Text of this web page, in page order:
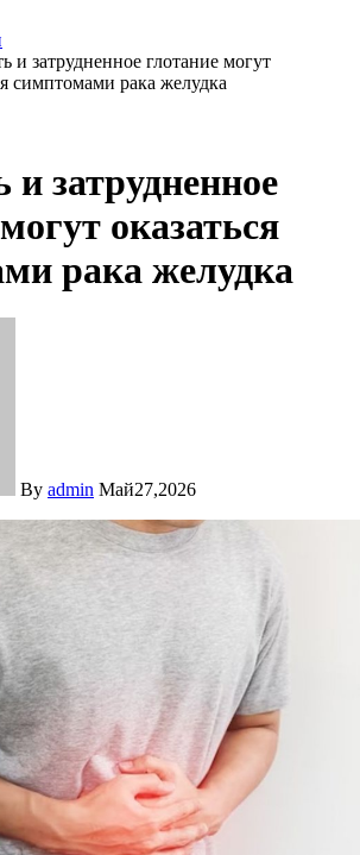
и затрудненное глотание могут
симптомами рака желудка
и затрудненное
оказаться
рака желудка
By admin Май27,2026